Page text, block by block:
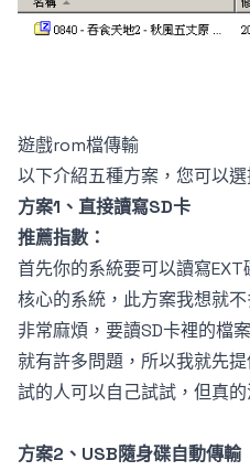
遊戲rom檔傳輸
以下介紹五種方案，您可以
方案1、直接讀寫SD卡
推薦指數：
首先你的系統要可以讀寫
核心的系統，此方案我想就
非常麻煩，要讀SD卡裡的檔
就有許多問題，所以我就先
試的人可以自己試試，但真的
方案2、USB隨身碟自動傳輸